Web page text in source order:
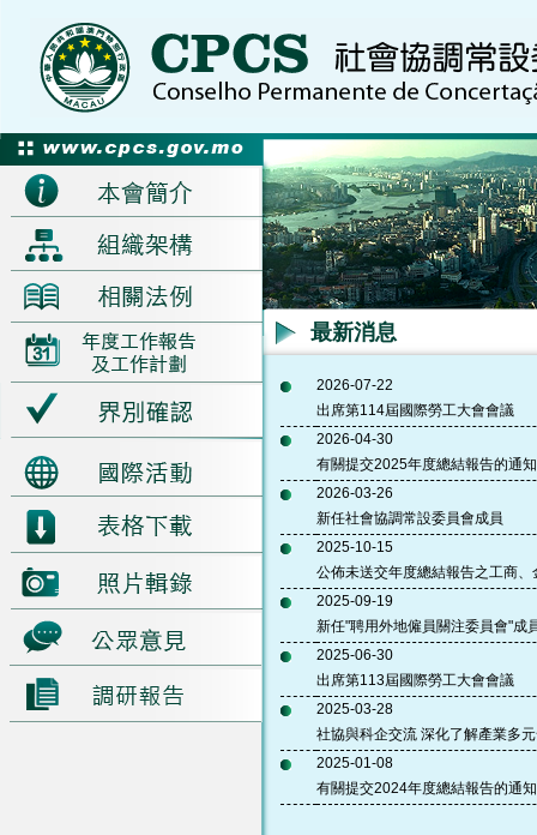
最新消息
2026-07-22
出席第114屆國際勞工大會會議
2026-04-30
有關提交2025年度總結報告的通知
2026-03-26
新任社會協調常設委員會成員
2025-10-15
公佈未送交年度總結報告之工商
2025-09-19
新任"聘用外地僱員關注委員會"成
2025-06-30
出席第113屆國際勞工大會會議
2025-03-28
社協與科企交流 深化了解產業多
2025-01-08
有關提交2024年度總結報告的通知